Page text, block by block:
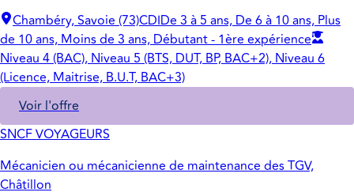
Chambéry, Savoie (73)CDIDe 3 à 5 ans, De 6 à 10 ans, Plus
de 10 ans, Moins de 3 ans, Débutant - 1ère expérience
Niveau 4 (BAC), Niveau 5 (BTS, DUT, BP, BAC+2), Niveau 6
(Licence, Maitrise, B.U.T, BAC+3)
Voir l'offre
SNCF VOYAGEURS
Mécanicien ou mécanicienne de maintenance des TGV,
Châtillon